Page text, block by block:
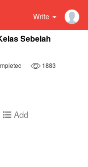
Write
Sebelah
1883
Add